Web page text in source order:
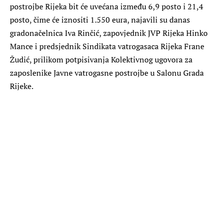
postrojbe Rijeka bit će uvećana između 6,9 posto i 21,4
posto, čime će iznositi 1.550 eura, najavili su danas
gradonačelnica Iva Rinčić, zapovjednik JVP Rijeka Hinko
Mance i predsjednik Sindikata vatrogasaca Rijeka Frane
Žudić, prilikom potpisivanja Kolektivnog ugovora za
zaposlenike Javne vatrogasne postrojbe u Salonu Grada
Rijeke.